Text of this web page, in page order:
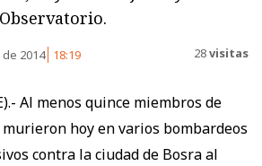
2014 18:19 28visitas
Al menos quince miembros de
hoy en varios bombardeos
contra la ciudad de Bosra al